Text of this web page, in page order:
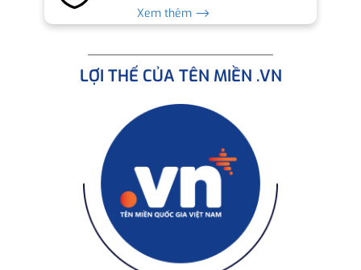
Xem thêm ⟶
LỢI THẾ CỦA TÊN MIỀN .VN